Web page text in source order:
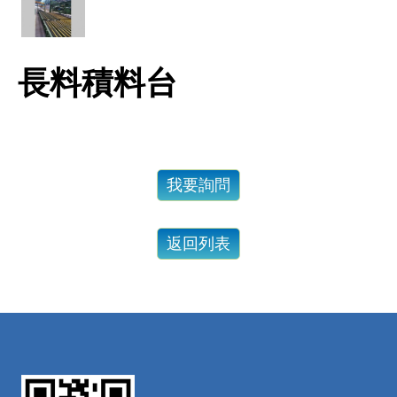
長料積料台
我要詢問